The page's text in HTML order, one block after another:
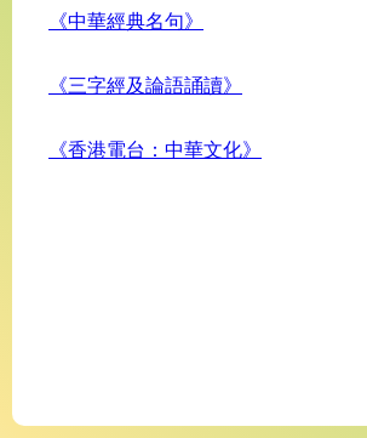
《中華經典名句》
《三字經及論語誦讀》
《香港電台：中華文化》